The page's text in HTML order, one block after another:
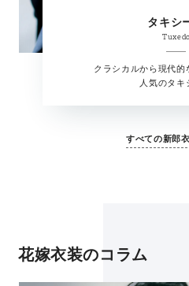
タキシ
Tuxedo
クラシカルから現代的
人気のタキ
すべての新郎
花嫁衣装のコラム